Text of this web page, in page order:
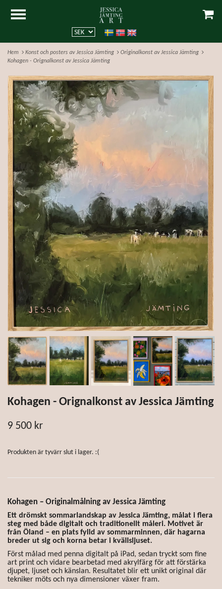
Hem Konst och posters av Jessica Jämting
Originalkonst av Jessica Jämting
Kohagen - Orignalkonst av Jessica Jämting
Kohagen - Orignalkonst av Jessica Jämting
9 500 kr
Produkten är tyvärr slut i lager. :(
Kohagen – Originalmålning av Jessica Jämting
Ett drömskt sommarlandskap av Jessica Jämting, målat i flera
steg med både digitalt och traditionellt måleri. Motivet är
från Öland – en plats fylld av sommarminnen, där hagarna
breder ut sig och korna betar i kvällsljuset.
Först målad med penna digitalt på iPad, sedan tryckt som fine
art print och vidare bearbetad med akrylfärg för att förstärka
djupet, ljuset och känslan. Resultatet blir ett unikt original där
tekniker möts och nya dimensioner växer fram.